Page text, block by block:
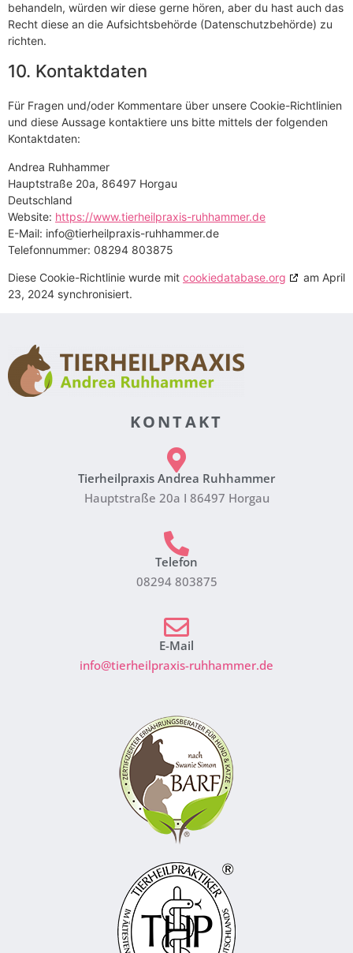
behandeln, würden wir diese gerne hören, aber du hast auch das
Recht diese an die Aufsichtsbehörde (Datenschutzbehörde) zu
richten.
10. Kontaktdaten
Für Fragen und/oder Kommentare über unsere Cookie-Richtlinien
und diese Aussage kontaktiere uns bitte mittels der folgenden
Kontaktdaten:
Andrea Ruhhammer
Hauptstraße 20a, 86497 Horgau
Deutschland
Website: https://www.tierheilpraxis-ruhhammer.de
E-Mail: info@tierheilpraxis-ruhhammer.de
Telefonnummer: 08294 803875
Diese Cookie-Richtlinie wurde mit cookiedatabase.org
am April
23, 2024 synchronisiert.
KONTAKT
Tierheilpraxis Andrea Ruhhammer
Hauptstraße 20a I 86497 Horgau
Telefon
08294 803875
E-Mail
info@tierheilpraxis-ruhhammer.de